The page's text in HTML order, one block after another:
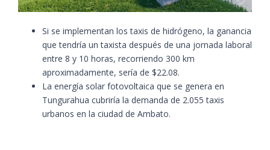
Si se implementan los taxis de hidrógeno, la ganancia
que tendría un taxista después de una jornada laboral
entre 8 y 10 horas, recorriendo 300 km
aproximadamente, sería de $22.08.
La energía solar fotovoltaica que se genera en
Tungurahua cubriría la demanda de 2.055 taxis
urbanos en la ciudad de Ambato.